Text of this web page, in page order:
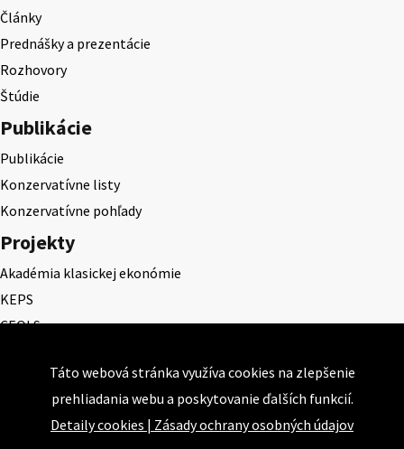
Články
Prednášky a prezentácie
Rozhovory
Štúdie
Publikácie
Publikácie
Konzervatívne listy
Konzervatívne pohľady
Projekty
Akadémia klasickej ekonómie
KEPS
CEQLS
Cena Ernesta Valka
Študentská esej
Deň daňového odbremenenia
Táto webová stránka využíva cookies na zlepšenie
prehliadania webu a poskytovanie ďalších funkcií.
Detaily cookies | Zásady ochrany osobných údajov